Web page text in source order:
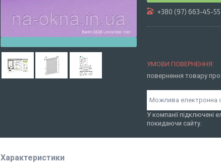
+380 (97) 663-45-55
повернення товару
У компанії підключені
покидаючи сайту.
Характеристики